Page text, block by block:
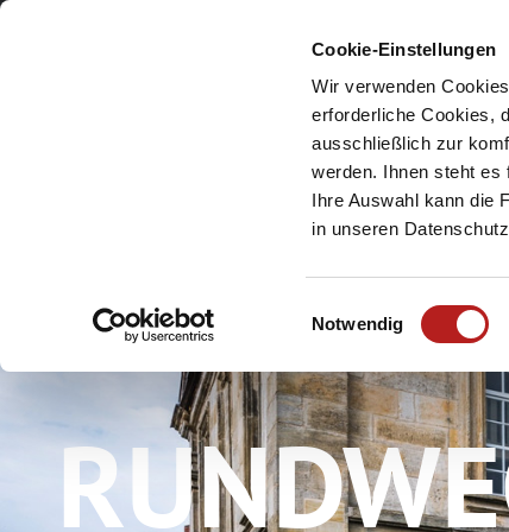
Cookie-Einstellungen
Wir verwenden
erforderliche Cookies,
ausschließlich zur
werden. Ihnen steht es
Ihre Auswahl kann die
in unseren
i
w
i
l
l
i
Notwendig
Meine